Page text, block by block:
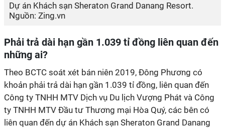
Dự án Khách sạn Sheraton Grand Danang Resort.
Nguồn: Zing.vn
Phải trả dài hạn gần 1.039 tỉ đồng liên quan đến
những ai?
Theo BCTC soát xét bán niên 2019, Đông Phương có
khoản phải trả dài hạn gần 1.039 tỉ đồng, liên quan đến
Công ty TNHH MTV Dịch vụ Du lịch Vượng Phát và Công
ty TNHH MTV Đầu tư Thương mại Hòa Quý, các bên có
liên quan đến dự án Khách sạn Sheraton Grand Danang